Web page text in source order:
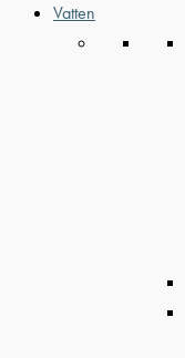
Vatten